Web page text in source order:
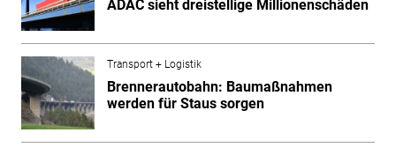
ADAC sieht dreistellige Millionenschäden
Transport + Logistik
Brennerautobahn: Baumaßnahmen
werden für Staus sorgen